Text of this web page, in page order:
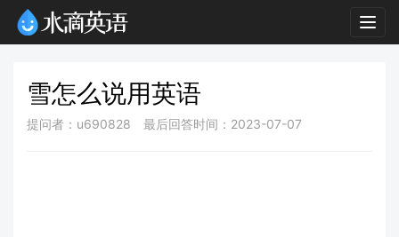
雪怎么说用英语
提问者：u690828 最后回答时间：2023-07-07